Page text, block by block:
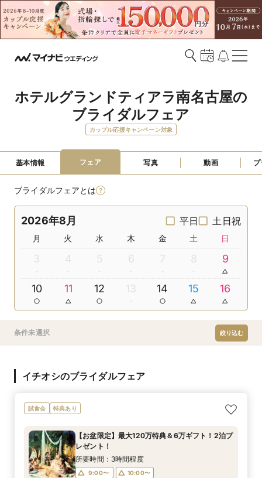
ホテルグランドティアラ南名古屋の
ブライダルフェア
カップル応援キャンペーン対象
基本情報 フェア 写真 動画
ブライダルフェアとは
2026年8月 平日 土日祝
月 火 水 木 金 土 日
3 4 5 6 7 8 9
10 11 12 13 14 15 16
条件未選択 絞り込む
イチオシのブライダルフェア
試食会 特典あり
【お盆限定】最大120万特典＆6万ギフト！2泊プ
レゼント！
所要時間：3時間程度
9:00〜
10:00〜